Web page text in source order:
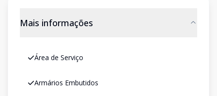
Mais informações
Área de Serviço
Armários Embutidos